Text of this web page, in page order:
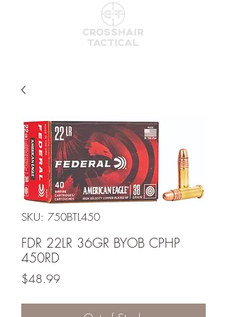
SKU: 750BTL450
FDR 22LR 36GR BYOB CPHP
450RD
$48.99Price